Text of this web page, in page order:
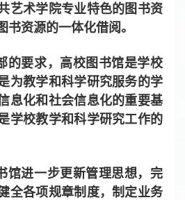
艺术学院专业特色的图书资
资源的一体化借阅。
的要求，高校图书馆是学校
为教学和科学研究服务的学
息化和社会信息化的重要基
学校教学和科学研究工作的
馆进一步更新管理思想，完
全各项规章制度，制定业务